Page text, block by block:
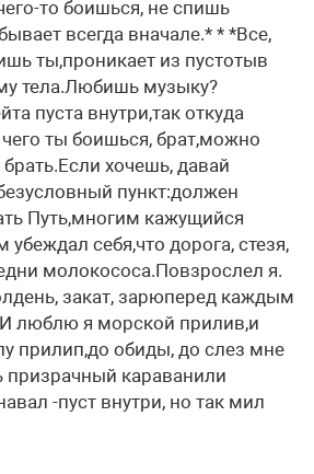
то боишься, не спишь
всегда вначале.* * *Все,
ты,проникает из пустотыв
тела.Любишь музыку?
пуста внутри,так откуда
чего ты боишься, брат,можно
хочешь, давай
пункт:должен
Путь,многим кажущийся
себя,что дорога, стезя,
молокососа.Повзрослел я.
закат, зарюперед каждым
люблю я морской прилив,и
прилип,до обиды, до слез мне
караванили
-пуст внутри, но так мил